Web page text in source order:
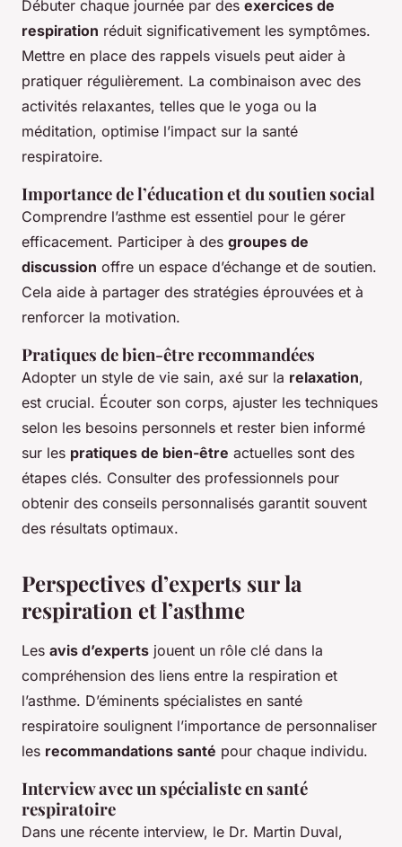
Débuter chaque journée par des exercices de
respiration réduit significativement les symptômes.
Mettre en place des rappels visuels peut aider à
pratiquer régulièrement. La combinaison avec des
activités relaxantes, telles que le yoga ou la
méditation, optimise l’impact sur la santé
respiratoire.
Importance de l’éducation et du soutien social
Comprendre l’asthme est essentiel pour le gérer
efficacement. Participer à des groupes de
discussion offre un espace d’échange et de soutien.
Cela aide à partager des stratégies éprouvées et à
renforcer la motivation.
Pratiques de bien-être recommandées
Adopter un style de vie sain, axé sur la relaxation,
est crucial. Écouter son corps, ajuster les techniques
selon les besoins personnels et rester bien informé
sur les pratiques de bien-être actuelles sont des
étapes clés. Consulter des professionnels pour
obtenir des conseils personnalisés garantit souvent
des résultats optimaux.
Perspectives d’experts sur la
respiration et l’asthme
Les avis d’experts jouent un rôle clé dans la
compréhension des liens entre la respiration et
l’asthme. D’éminents spécialistes en santé
respiratoire soulignent l’importance de personnaliser
les recommandations santé pour chaque individu.
Interview avec un spécialiste en santé
respiratoire
Dans une récente interview, le Dr. Martin Duval,